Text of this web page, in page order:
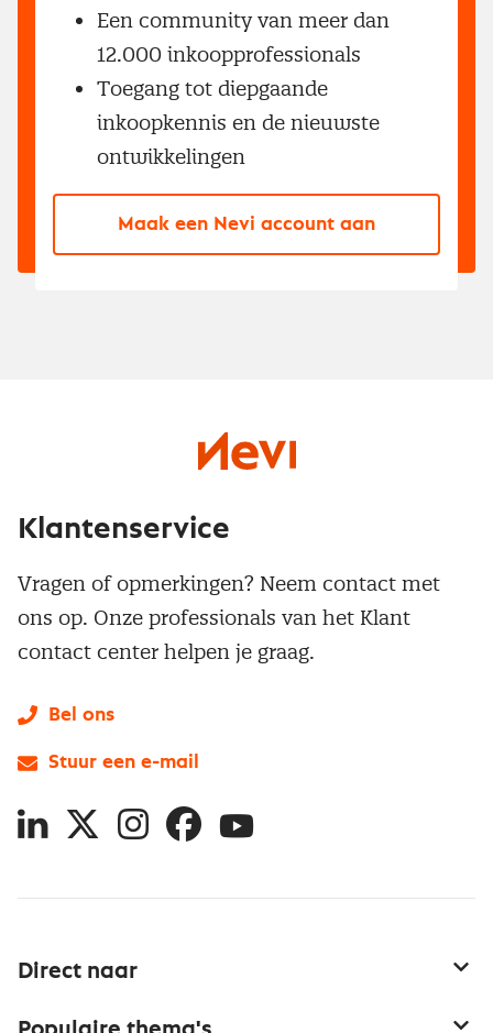
Een community van meer dan
12.000 inkoopprofessionals
Toegang tot diepgaande
inkoopkennis en de nieuwste
ontwikkelingen
Maak een Nevi account aan
Direct naar
Klantenservice
Vragen of opmerkingen? Neem contact met
ons op. Onze professionals van het Klant
contact center helpen je graag.
Bel ons
Stuur een e-mail
LinkedIn
X InstagramFacebookYouTube